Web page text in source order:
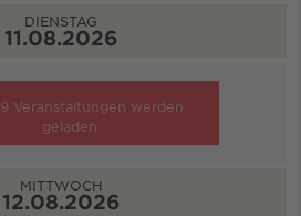
DIENSTAG
11.08.2026
9 Veranstaltungen werden
geladen
MITTWOCH
12.08.2026